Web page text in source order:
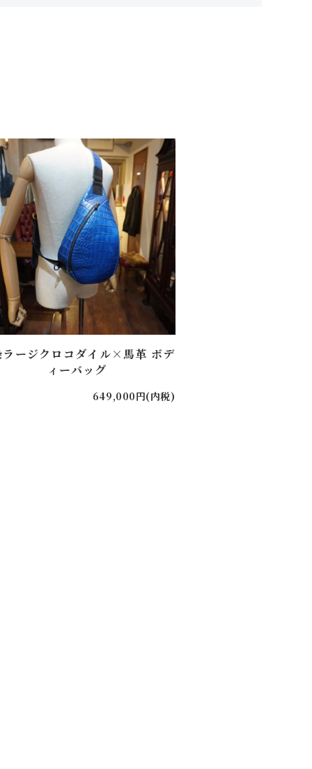
ラージクロコダイル×馬革 ボデ
ィーバッグ
649,000円(内税)